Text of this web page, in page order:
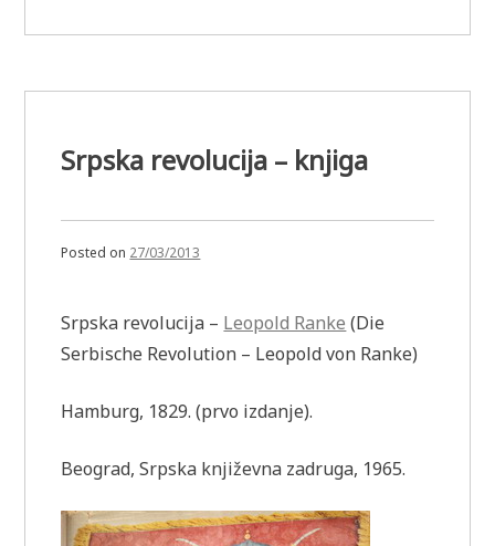
Srpska revolucija – knjiga
Posted on 27/03/2013
Srpska revolucija – Leopold Ranke (Die
Serbische Revolution – Leopold von Ranke)
Hamburg, 1829. (prvo izdanje).
Beograd, Srpska književna zadruga, 1965.